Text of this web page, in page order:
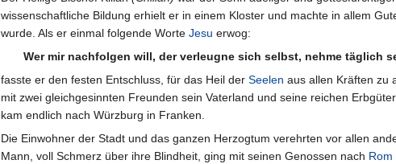
wissenschaftliche Bildung erhielt er in einem Kloster und machte in allem
wurde. Als er einmal folgende Worte Jesu erwog:
Wer mir nachfolgen will, der verleugne sich selbst, nehme täglich
fasste er den festen Entschluss, für das Heil der Seelen aus allen Kräften zu
mit zwei gleichgesinnten Freunden sein Vaterland und seine reichen
kam endlich nach Würzburg in Franken.
Die Einwohner der Stadt und das ganzen Herzogtum verehrten vor allen
Mann, voll Schmerz über ihre Blindheit, ging mit seinen Genossen nach Rom